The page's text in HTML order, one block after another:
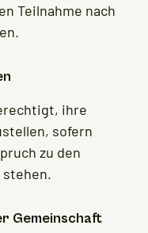
Teilnahme nach
ihre
sofern
zu den
stehen.
Gemeinschaft